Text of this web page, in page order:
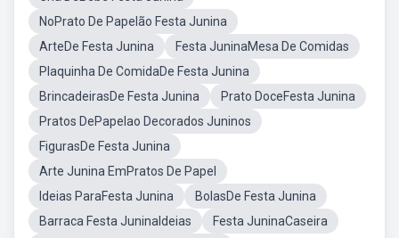
NoPrato De Papelão Festa Junina
ArteDe Festa Junina
Festa JuninaMesa De Comidas
Plaquinha De ComidaDe Festa Junina
BrincadeirasDe Festa Junina
Prato DoceFesta Junina
Pratos DePapelao Decorados Juninos
FigurasDe Festa Junina
Arte Junina EmPratos De Papel
Ideias ParaFesta Junina
BolasDe Festa Junina
Barraca Festa JuninaIdeias
Festa JuninaCaseira